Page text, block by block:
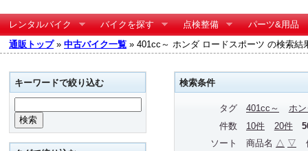
レンタルバイク バイクを探す 点検整備
パーツ&用品
通販トップ» 中古バイク一覧 » 401cc～ ホンダ ロードスポーツ の検索結
検索条件
タグ 401cc～
ホ
件数
10件 20件
ソート
商品名 △ ▽
キーワードで絞り込む